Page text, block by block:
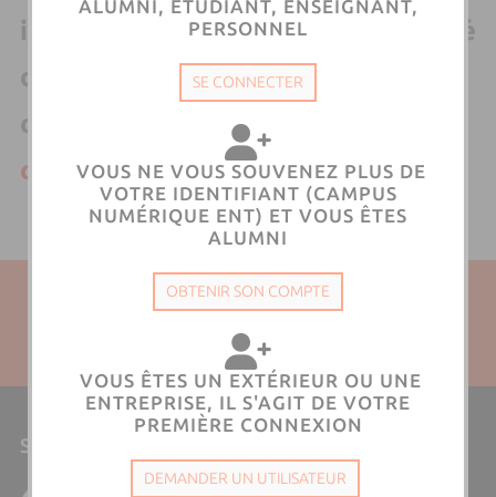
identifier comme un ancien diplomé
de l'université. En cas d'erreurs
contactez
contact-alumni@univ-
corse.fr
| Directeur de la publication : Fundazione &
Direction des Systèmes d'Information et du
Numérique | Responsable éditorial : Fundazione & Direction
des Systèmes d'Information et du Numérique
Suivre l'Università di Corsica
ALUMNI, ÉTUDIANT, ENSEIGNANT,
PERSONNEL
SE CONNECTER
VOUS NE VOUS SOUVENEZ PLUS DE
VOTRE IDENTIFIANT (CAMPUS
NUMÉRIQUE ENT) ET VOUS ÊTES
ALUMNI
OBTENIR SON COMPTE
VOUS ÊTES UN EXTÉRIEUR OU UNE
ENTREPRISE, IL S'AGIT DE VOTRE
PREMIÈRE CONNEXION
DEMANDER UN UTILISATEUR